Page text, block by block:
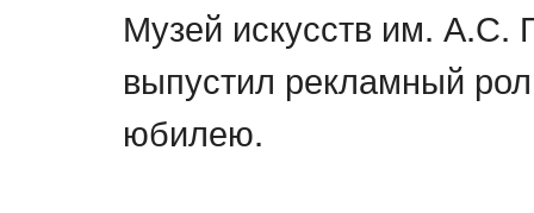
Музей искусств им. А.С.
выпустил рекламный
юбилею.